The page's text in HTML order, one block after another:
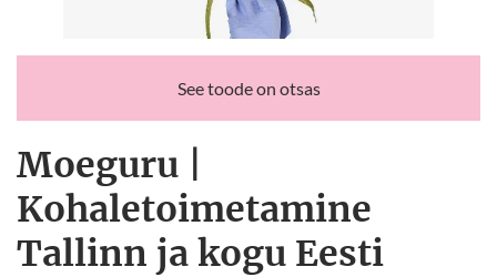
See toode on otsas
Moeguru |
Kohaletoimetamine
Tallinn ja kogu Eesti